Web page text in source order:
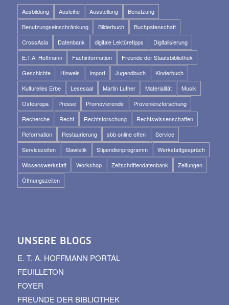
Ausbildung Ausleihe Ausstellung
Benutzung
Benutzungseinschränkung
Bilderbuch
Buchpatenschaft
CrossAsia
Datenbank digitale Lektüretipps
Digitalisierung
E.T.A. Hoffmann
Fachinformation
Freunde der Staatsbibliothek
Geschichte
Hinweis Import Jugendbuch
Kinderbuch
Kulturelles Erbe
Lesesaal Martin Luther Materialität
Musik
Osteuropa
Presse Promovierende
Provenienzforschung
Recherche
Recht Rechtsforschung
Rechtswissenschaften
Reformation
Restaurierung sbb online offen
Service
Servicezeiten
Slawistik Stipendienprogramm
Werkstattgespräch
Wissenswerkstatt
Workshop Zeitschriftendatenbank
Zeitungen
Öffnungszeiten
UNSERE BLOGS
E. T. A. HOFFMANN PORTAL
FEUILLETON
FOYER
FREUNDE DER BIBLIOTHEK